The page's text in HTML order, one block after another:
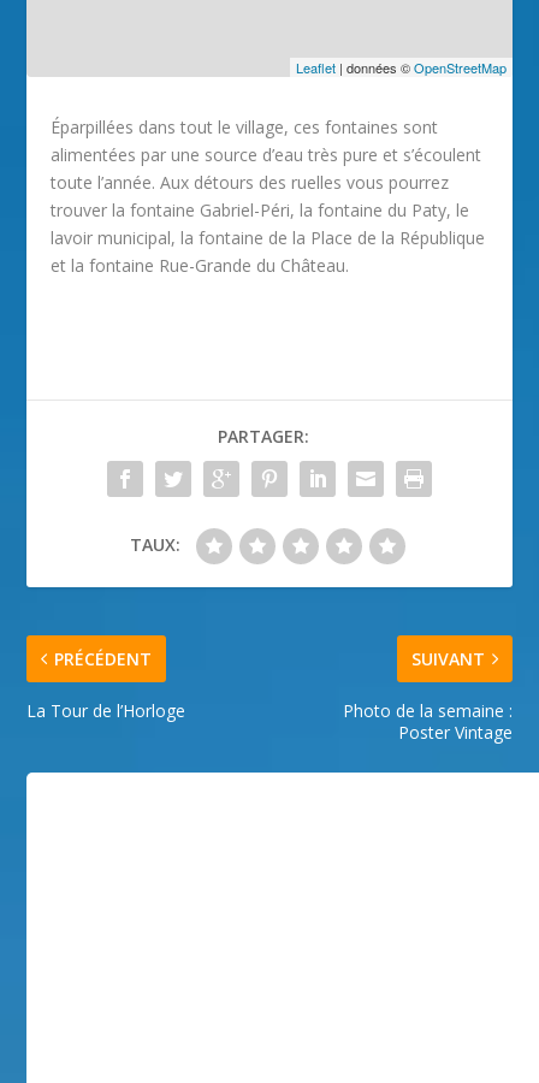
Leaflet| données ©OpenStreetMap
Éparpillées dans tout le village, ces fontaines sont
alimentées par une source d’eau très pure et s’écoulent
toute l’année. Aux détours des ruelles vous pourrez
trouver la fontaine Gabriel-Péri, la fontaine du Paty, le
lavoir municipal, la fontaine de la Place de la République
et la fontaine Rue-Grande du Château.
PARTAGER:
TAUX:
PRÉCÉDENT
La Tour de l’Horloge
SUIVANT
Photo de la semaine :
Poster Vintage